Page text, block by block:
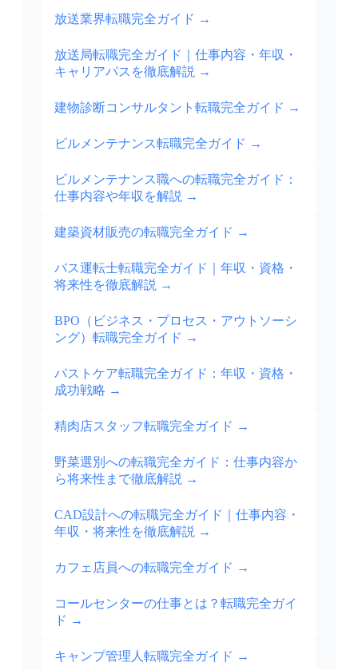
放送業界転職完全ガイド →
放送局転職完全ガイド｜仕事内容・年収・
キャリアパスを徹底解説 →
建物診断コンサルタント転職完全ガイド →
ビルメンテナンス転職完全ガイド →
ビルメンテナンス職への転職完全ガイド：
仕事内容や年収を解説 →
建築資材販売の転職完全ガイド →
バス運転士転職完全ガイド｜年収・資格・
将来性を徹底解説 →
BPO（ビジネス・プロセス・アウトソーシ
ング）転職完全ガイド →
バストケア転職完全ガイド：年収・資格・
成功戦略 →
精肉店スタッフ転職完全ガイド →
野菜選別への転職完全ガイド：仕事内容か
ら将来性まで徹底解説 →
CAD設計への転職完全ガイド｜仕事内容・
年収・将来性を徹底解説 →
カフェ店員への転職完全ガイド →
コールセンターの仕事とは？転職完全ガイ
ド →
キャンプ管理人転職完全ガイド →